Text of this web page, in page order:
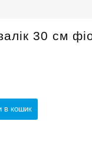
30 см
в кошик